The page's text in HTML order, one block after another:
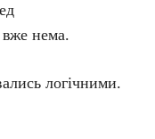
нема.
логічними.